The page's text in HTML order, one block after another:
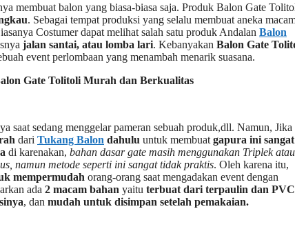
membuat balon yang biasa-biasa saja. Produk Balon Gate
. Sebagai tempat produksi yang selalu membuat aneka
Costumer dapat melihat salah satu produk Andalan Balon
jalan santai, atau lomba lari. Kebanyakan Balon Gate
event perlombaan yang menambah menarik suasana.
Gate Tolitoli Murah dan Berkualitas
saat sedang menggelar pameran sebuah produk,dll. Namun, Jika
dari Tukang Balon dahulu untuk membuat gapura ini sangat
di karenakan, bahan dasar gate masih menggunakan Triplek atau
namun metode seperti ini sangat tidak praktis. Oleh karena itu,
mempermudah orang-orang saat mengadakan event dengan
ada 2 macam bahan yaitu terbuat dari terpaulin dan PVC
, dan mudah untuk disimpan setelah pemakaian.